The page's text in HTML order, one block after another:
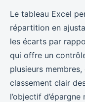
Le tableau Excel
répartition en
les écarts par
qui offre un
plusieurs
classement clair
l’objectif